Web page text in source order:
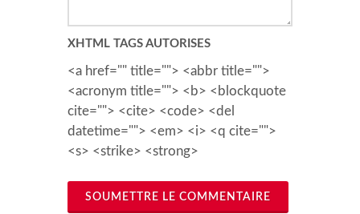
XHTML TAGS AUTORISES
<a href="" title=""> <abbr title="">
<acronym title=""> <b> <blockquote
cite=""> <cite> <code> <del
datetime=""> <em> <i> <q cite="">
<s> <strike> <strong>
SOUMETTRE LE COMMENTAIRE